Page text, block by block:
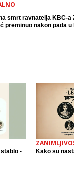
smrt ravnatelja KBC-a
preminuo nakon pada u
-
Kako su